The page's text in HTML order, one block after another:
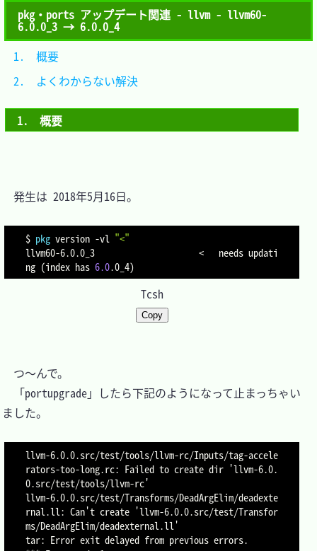
pkg・ports アップデート関連 - llvm - llvm60-
6.0.0_3 → 6.0.0_4
1.　概要
発生は 2018年5月16日。
$ pkg version -vl "<"
llvm60-6.0.0_3 <
   needs updati
ng (index has 6.0.0_4)
Tcsh
Copy
つ～んで。
「portupgrade」したら下記のようになって止まっちゃい
ました。
llvm-6.0.0.src/test/tools/llvm-rc/Inputs/tag-accele
rators-too-long.rc: Failed to create dir 'llvm-6.0.
0.src/test/tools/llvm-rc'
llvm-6.0.0.src/test/Transforms/DeadArgElim/deadexte
rnal.ll: Can't create 'llvm-6.0.0.src/test/Transfor
ms/DeadArgElim/deadexternal.ll'
tar: Error exit delayed from previous errors.